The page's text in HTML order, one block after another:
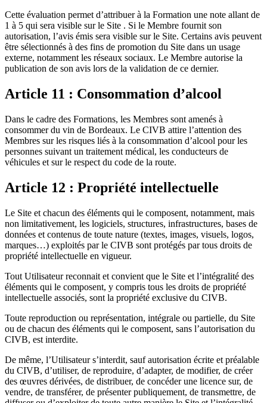
Cette évaluation permet d’attribuer à la Formation une note allant de
1 à 5 qui sera visible sur le Site . Si le Membre fournit son
autorisation, l’avis émis sera visible sur le Site. Certains avis peuvent
être sélectionnés à des fins de promotion du Site dans un usage
externe, notamment les réseaux sociaux. Le Membre autorise la
publication de son avis lors de la validation de ce dernier.
Article 11 : Consommation d’alcool
Dans le cadre des Formations, les Membres sont amenés à
consommer du vin de Bordeaux. Le CIVB attire l’attention des
Membres sur les risques liés à la consommation d’alcool pour les
personnes suivant un traitement médical, les conducteurs de
véhicules et sur le respect du code de la route.
Article 12 : Propriété intellectuelle
Le Site et chacun des éléments qui le composent, notamment, mais
non limitativement, les logiciels, structures, infrastructures, bases de
données et contenus de toute nature (textes, images, visuels, logos,
marques…) exploités par le CIVB sont protégés par tous droits de
propriété intellectuelle en vigueur.
Tout Utilisateur reconnait et convient que le Site et l’intégralité des
éléments qui le composent, y compris tous les droits de propriété
intellectuelle associés, sont la propriété exclusive du CIVB.
Toute reproduction ou représentation, intégrale ou partielle, du Site
ou de chacun des éléments qui le composent, sans l’autorisation du
CIVB, est interdite.
De même, l’Utilisateur s’interdit, sauf autorisation écrite et préalable
du CIVB, d’utiliser, de reproduire, d’adapter, de modifier, de créer
des œuvres dérivées, de distribuer, de concéder une licence sur, de
vendre, de transférer, de présenter publiquement, de transmettre, de